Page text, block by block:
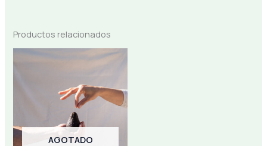
Productos relacionados
AGOTADO